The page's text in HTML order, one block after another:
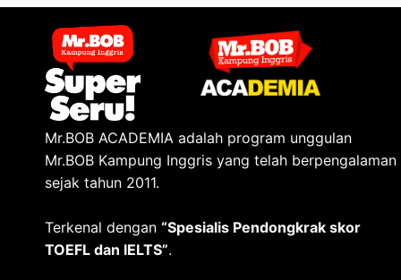
Mr.BOB ACADEMIA adalah program unggulan
Mr.BOB Kampung Inggris yang telah berpengalaman
sejak tahun 2011.
Terkenal dengan “Spesialis Pendongkrak skor
TOEFL dan IELTS”.